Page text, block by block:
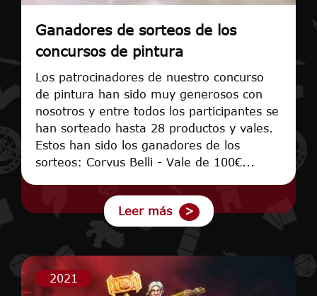
Ganadores de sorteos de los
concursos de pintura
Los patrocinadores de nuestro concurso
de pintura han sido muy generosos con
nosotros y entre todos los participantes se
han sorteado hasta 28 productos y vales.
Estos han sido los ganadores de los
sorteos: Corvus Belli - Vale de 100€...
Leer más
2021